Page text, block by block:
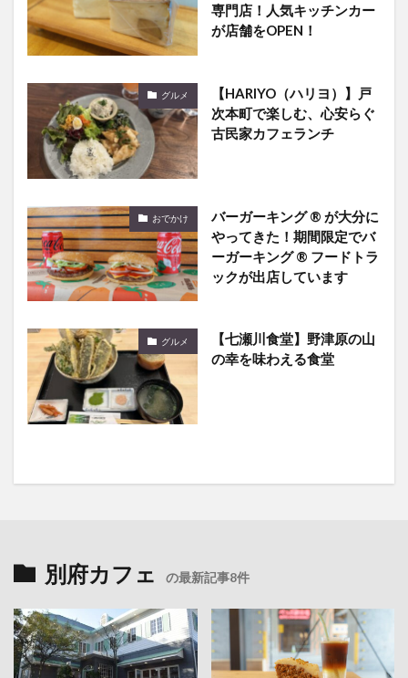
専門店！人気キッチンカー
が店舗をOPEN！
グルメ
【HARIYO（ハリヨ）】戸
次本町で楽しむ、心安らぐ
古民家カフェランチ
おでかけ
バーガーキング ® が大分に
やってきた！期間限定でバ
ーガーキング ® フードトラ
ックが出店しています
グルメ
【七瀬川食堂】野津原の山
の幸を味わえる食堂
別府カフェ の最新記事8件